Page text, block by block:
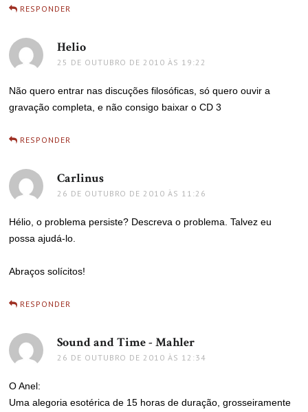
RESPONDER
Helio
25 DE OUTUBRO DE 2010 ÀS 19:22
Não quero entrar nas discuções filosóficas, só quero ouvir a
gravação completa, e não consigo baixar o CD 3
RESPONDER
Carlinus
26 DE OUTUBRO DE 2010 ÀS 11:26
Hélio, o problema persiste? Descreva o problema. Talvez eu
possa ajudá-lo.
Abraços solícitos!
RESPONDER
Sound and Time - Mahler
26 DE OUTUBRO DE 2010 ÀS 12:34
O Anel:
Uma alegoria esotérica de 15 horas de duração, grosseiramente